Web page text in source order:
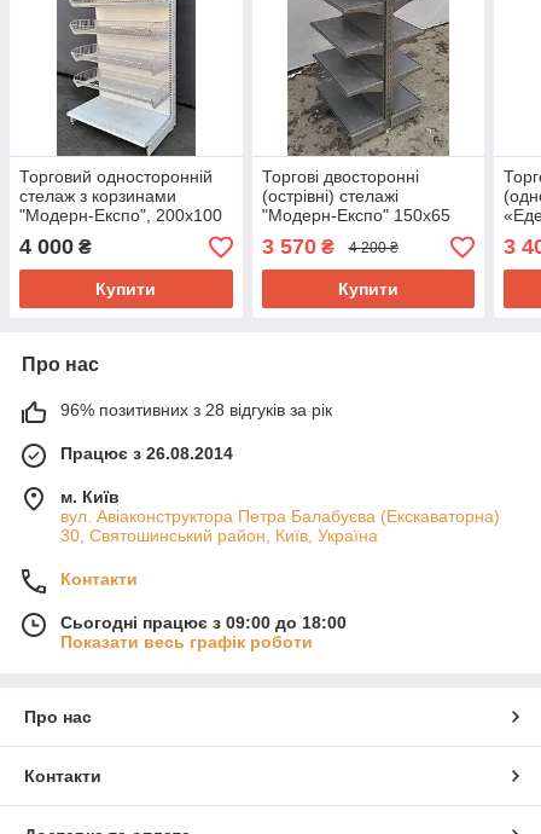
Торговий односторонній
стелаж з корзинами
"Модерн-Експо", 200х100
см., подіум + 5 корзин, Б/у
4 000 ₴
Купити
Торгові двосторонні
(острівні) стелажі
"Модерн-Експо" 150х65
см. Б/у
3 570₴ 4 200 ₴
Купити
3
Про нас
96% позитивних з 28 відгуків за рік
Працює з 26.08.2014
м. Київ
вул. Авіаконструктора Петра Балабуєва (Екскаваторна)
30, Святошинський район, Київ, Україна
Контакти
Сьогодні працює з 09:00 до 18:00
Показати весь графік роботи
Про нас
Контакти